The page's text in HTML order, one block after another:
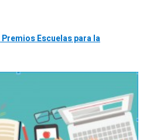
Premios Escuelas para la